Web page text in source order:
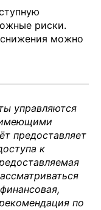
риски.
можно
управляются
имеющими
предоставляет
к
по